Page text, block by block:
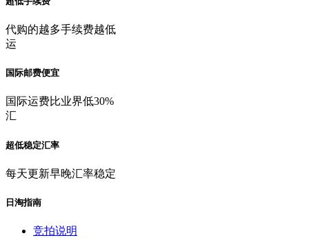
代购的越多手续费越低
运
国际邮费便宜
国际运费比业界低30%
汇
超低稳定汇率
每天更新早晚汇率稳定
日淘指南
竞拍说明